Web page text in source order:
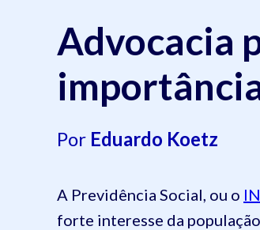
Advocacia
Por Eduardo Koetz
A Previdência Social, ou o
forte interesse da